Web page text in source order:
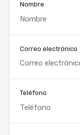
Nombre
Correo electrónico
Teléfono